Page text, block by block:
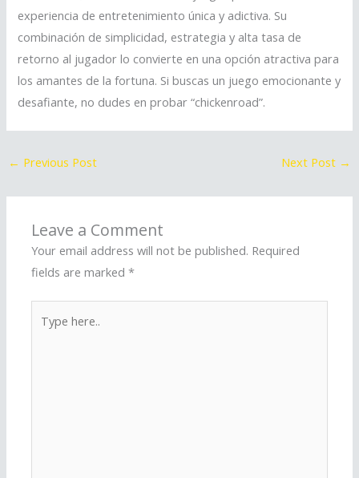
experiencia de entretenimiento única y adictiva. Su
combinación de simplicidad, estrategia y alta tasa de
retorno al jugador lo convierte en una opción atractiva para
los amantes de la fortuna. Si buscas un juego emocionante y
desafiante, no dudes en probar “chickenroad”.
← Previous Post Next Post →
Leave a Comment
Your email address will not be published. Required
fields are marked*
here..